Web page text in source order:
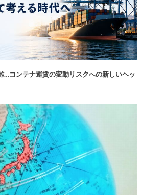
…コンテナ運賃の変動リスクへの新しいヘッ